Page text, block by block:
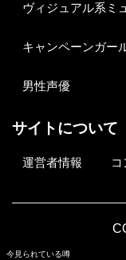
ヴィジュアル系ミ
キャンペーンガー
男性声優
サイトについて
運営者情報
今見られている噂